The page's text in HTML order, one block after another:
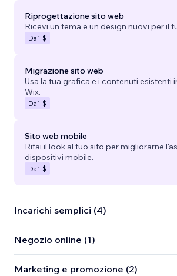
Riprogettazione sito web
Ricevi un tema e un design nuovi per il
Da1 $
Migrazione sito web
Usa la tua grafica e i contenuti esistenti
Wix.
Da1 $
Sito web mobile
Rifai il look al tuo sito per migliorarne
dispositivi mobile.
Da1 $
Incarichi semplici (4)
Negozio online (1)
Marketing e promozione (2)